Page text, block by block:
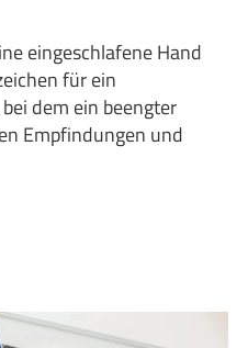
eingeschlafene Hand
für ein
dem ein beengter
Empfindungen und